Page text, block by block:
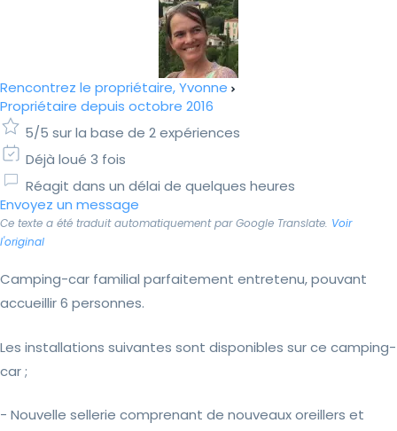
Rencontrez le propriétaire, Yvonne
Propriétaire depuis octobre 2016
5/5 sur la base de 2 expériences
Déjà loué 3 fois
Réagit dans un délai de quelques heures
Envoyez un message
Ce texte a été traduit automatiquement par Google Translate. Voir
l'original
Camping-car familial parfaitement entretenu, pouvant
accueillir 6 personnes.
Les installations suivantes sont disponibles sur ce camping-
car ;
- Nouvelle sellerie comprenant de nouveaux oreillers et